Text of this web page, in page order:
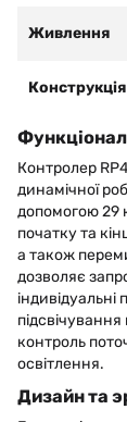
Живлення
Конструкція
Контролер
динамічної
допомогою 29
початку та
а також
дозволяє
контроль
освітлення.
Дизайн та